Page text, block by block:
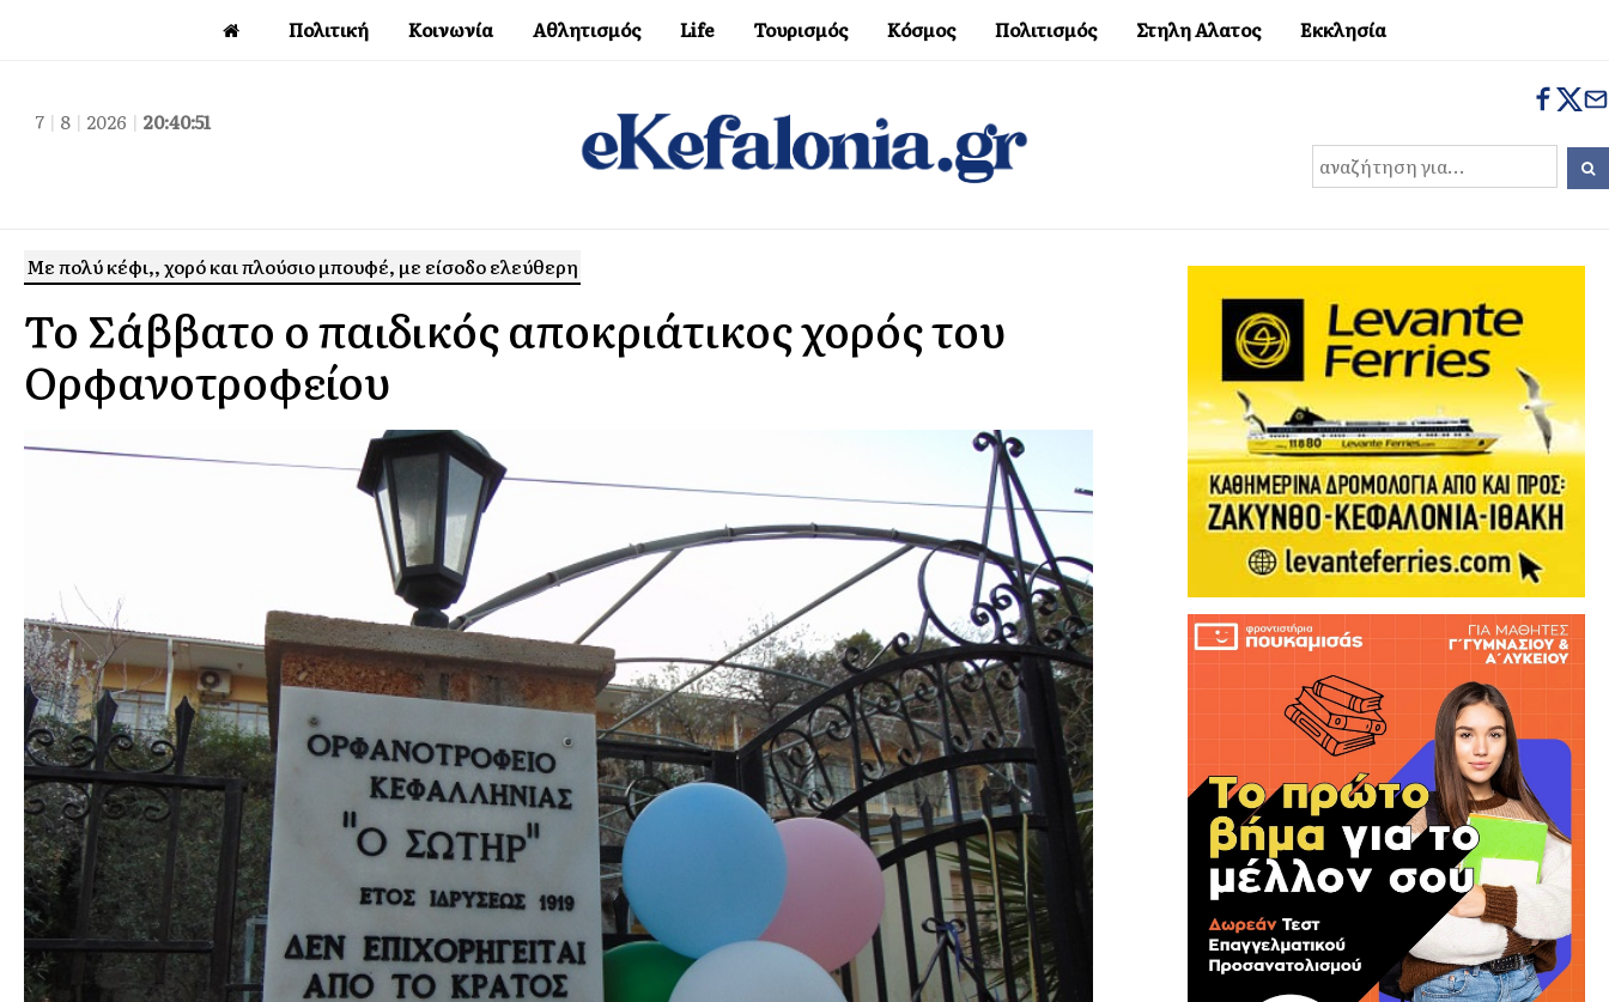
Πολιτική Κοινωνία Αθλητισμός Life Τουρισμός Κόσμος Πολιτισμός Στηλη Αλατος Εκκλησία
7 | 8 | 2026 | 20:40:52
Με πολύ κέφι,, χορό και πλούσιο μπουφέ, με είσοδο ελεύθερη
Το Σάββατο ο παιδικός αποκριάτικος χορός του
Ορφανοτροφείου